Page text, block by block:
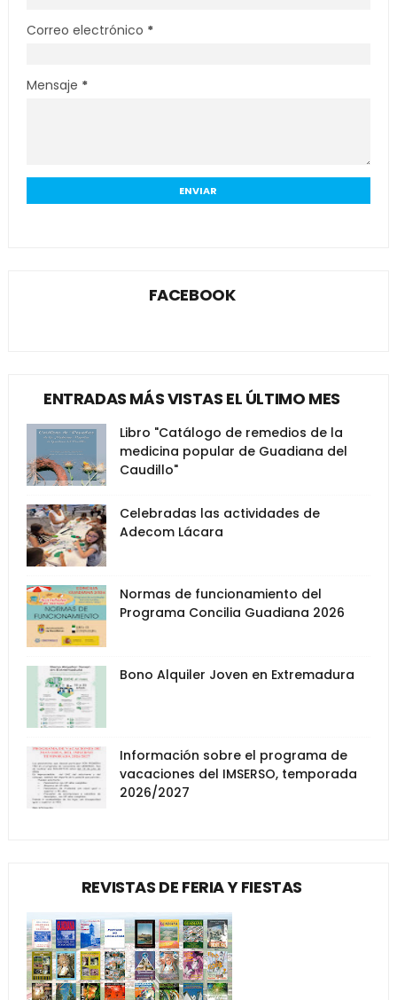
Correo electrónico *
Mensaje *
FACEBOOK
ENTRADAS MÁS VISTAS EL ÚLTIMO MES
Libro "Catálogo de remedios de la
medicina popular de Guadiana del
Caudillo"
Celebradas las actividades de
Adecom Lácara
Normas de funcionamiento del
Programa Concilia Guadiana 2026
Bono Alquiler Joven en Extremadura
Información sobre el programa de
vacaciones del IMSERSO, temporada
2026/2027
REVISTAS DE FERIA Y FIESTAS